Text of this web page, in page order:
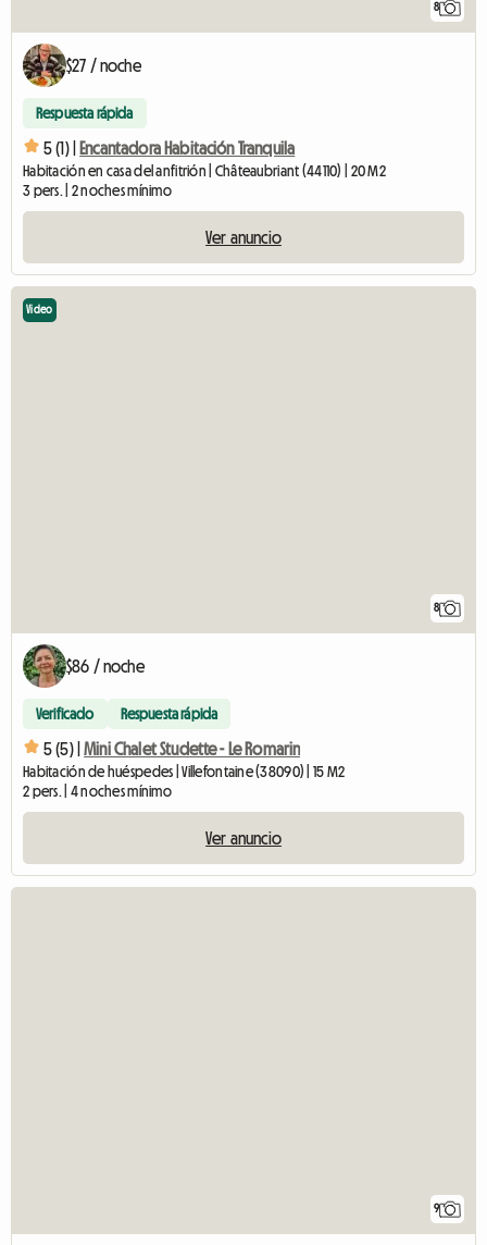
8
$27 / noche
Respuesta rápida
5 (1) | Encantadora Habitación Tranquila
Habitación en casa del anfitrión | Châteaubriant (44110) | 20 M2
3 pers. | 2 noches mínimo
Ver anuncio
8
Video
$86 / noche
Verificado Respuesta rápida
5 (5) | Mini Chalet Studette - Le Romarin
Habitación de huéspedes | Villefontaine (38090) | 15 M2
2 pers. | 4 noches mínimo
Ver anuncio
9